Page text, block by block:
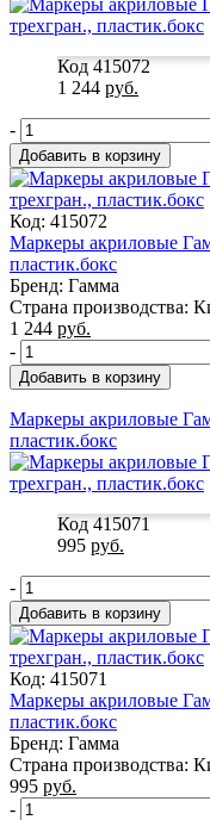
Код 415072
1 244 руб.
-
Добавить в корзину
Код: 415072
Маркеры акриловые
пластик.бокс
Бренд: Гамма
Страна производства:
1 244 руб.
-
Добавить в корзину
Маркеры акриловые
пластик.бокс
Код 415071
995 руб.
-
Добавить в корзину
Код: 415071
Маркеры акриловые
пластик.бокс
Бренд: Гамма
Страна производства:
995 руб.
-